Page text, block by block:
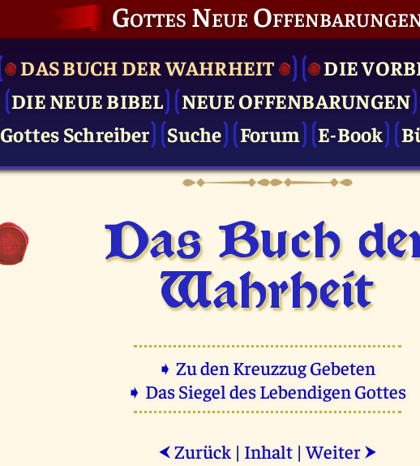
Gottes Neue
DAS BUCH DER WAHRHEIT
DIE
DIE NEUE BIBEL
NEUE OFFENBARUNGEN
Gottes Schreiber
Suche Forum E-Book
Das Buch
Wahrheit
➧ Zu den Kreuzzug Gebeten
➧ Das Siegel des Lebendigen Gottes
⮜ Zurück | Inhalt |Weiter ⮞